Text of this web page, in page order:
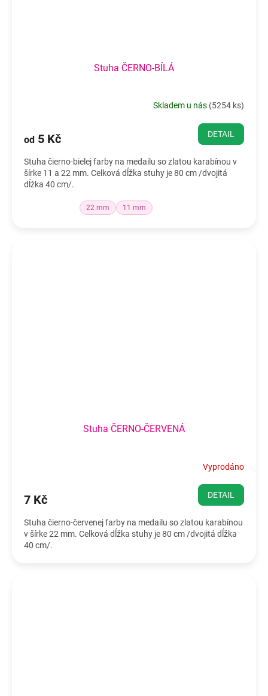
Stuha ČERNO-BÍLÁ
Skladem u nás (5254 ks)
od 5 Kč DETAIL
Stuha čierno-bielej farby na medailu so zlatou karabínou v
šírke 11 a 22 mm. Celková dĺžka stuhy je 80 cm /dvojitá
dĺžka 40 cm/.
22 mm 11 mm
Stuha ČERNO-ČERVENÁ
Vyprodáno
7 Kč DETAIL
Stuha čierno-červenej farby na medailu so zlatou karabínou
v šírke 22 mm. Celková dĺžka stuhy je 80 cm /dvojitá dĺžka
40 cm/.